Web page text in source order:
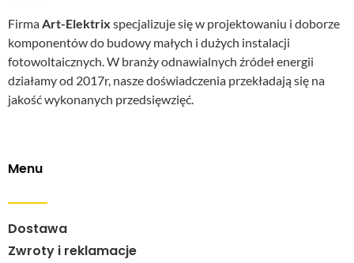
FirmaArt-Elektrix specjalizuje się w projektowaniu i doborze
komponentów do budowy małych i dużych instalacji
fotowoltaicznych. W branży odnawialnych źródeł energii
działamy od 2017r, nasze doświadczenia przekładają się na
jakość wykonanych przedsięwzięć.
Menu
Dostawa
Zwroty i reklamacje